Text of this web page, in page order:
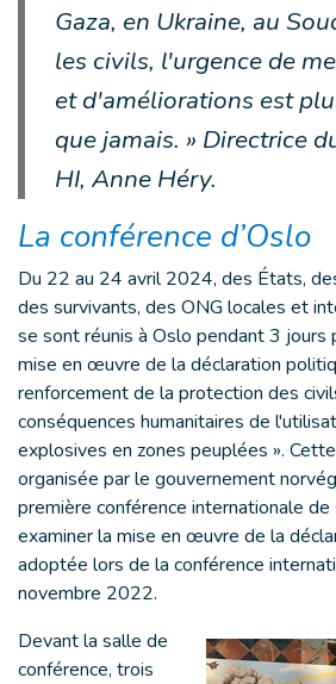
Gaza, en Ukraine, au
les civils, l'urgence de
et d'améliorations est
que jamais. » Directrice
HI, Anne Héry.
La conférence d’Oslo
Du 22 au 24 avril 2024, des États,
des survivants, des ONG locales et
se sont réunis à Oslo pendant 3 jours
mise en œuvre de la déclaration
renforcement de la protection des
conséquences humanitaires de
explosives en zones peuplées ».
organisée par le gouvernement
première conférence internationale de
examiner la mise en œuvre de la
adoptée lors de la conférence
novembre 2022.
Devant la salle de
conférence, trois